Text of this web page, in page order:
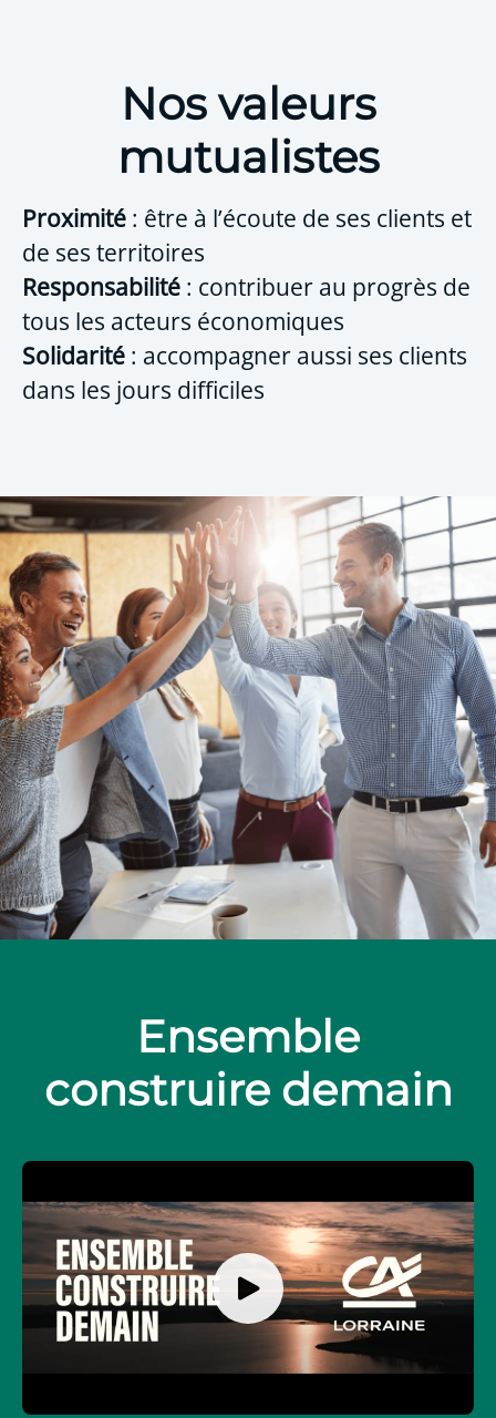
Nos valeurs
mutualistes
Proximité : être à l’écoute de ses clients et
de ses territoires
Responsabilité : contribuer au progrès de
tous les acteurs économiques
Solidarité : accompagner aussi ses clients
dans les jours difficiles
Ensemble
construire demain